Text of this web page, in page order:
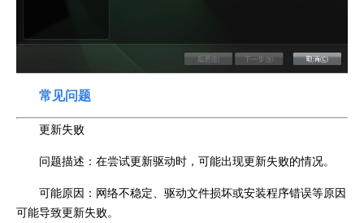
常见问题
更新失败
问题描述：在尝试更新驱动时，可能出现更新失败的情况。
可能原因：网络不稳定、驱动文件损坏或安装程序错误等原因
可能导致更新失败。